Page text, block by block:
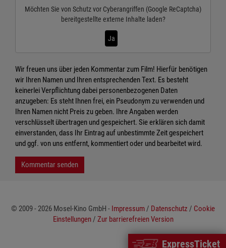
ExpressTicket
Möchten Sie von Schutz vor Cyberangriffen (Google ReCaptcha)
bereitgestellte externe Inhalte laden?
Ja
Wir freuen uns über jeden Kommentar zum Film! Hierfür benötigen
wir Ihren Namen und Ihren entsprechenden Text. Es besteht
keinerlei Verpflichtung dabei personenbezogenen Daten
anzugeben: Es steht Ihnen frei, ein Pseudonym zu verwenden und
Ihren Namen nicht Preis zu geben. Ihre Angaben werden
verschlüsselt übertragen und gespeichert. Sie erklären sich damit
einverstanden, dass Ihr Eintrag auf unbestimmte Zeit gespeichert
und ggf. von uns entfernt, kommentiert oder und bearbeitet wird.
Kommentar senden
© 2009 - 2026 Mosel-Kino GmbH - Impressum/ Datenschutz / Cookie
Einstellungen/ Zur barrierefreien Version